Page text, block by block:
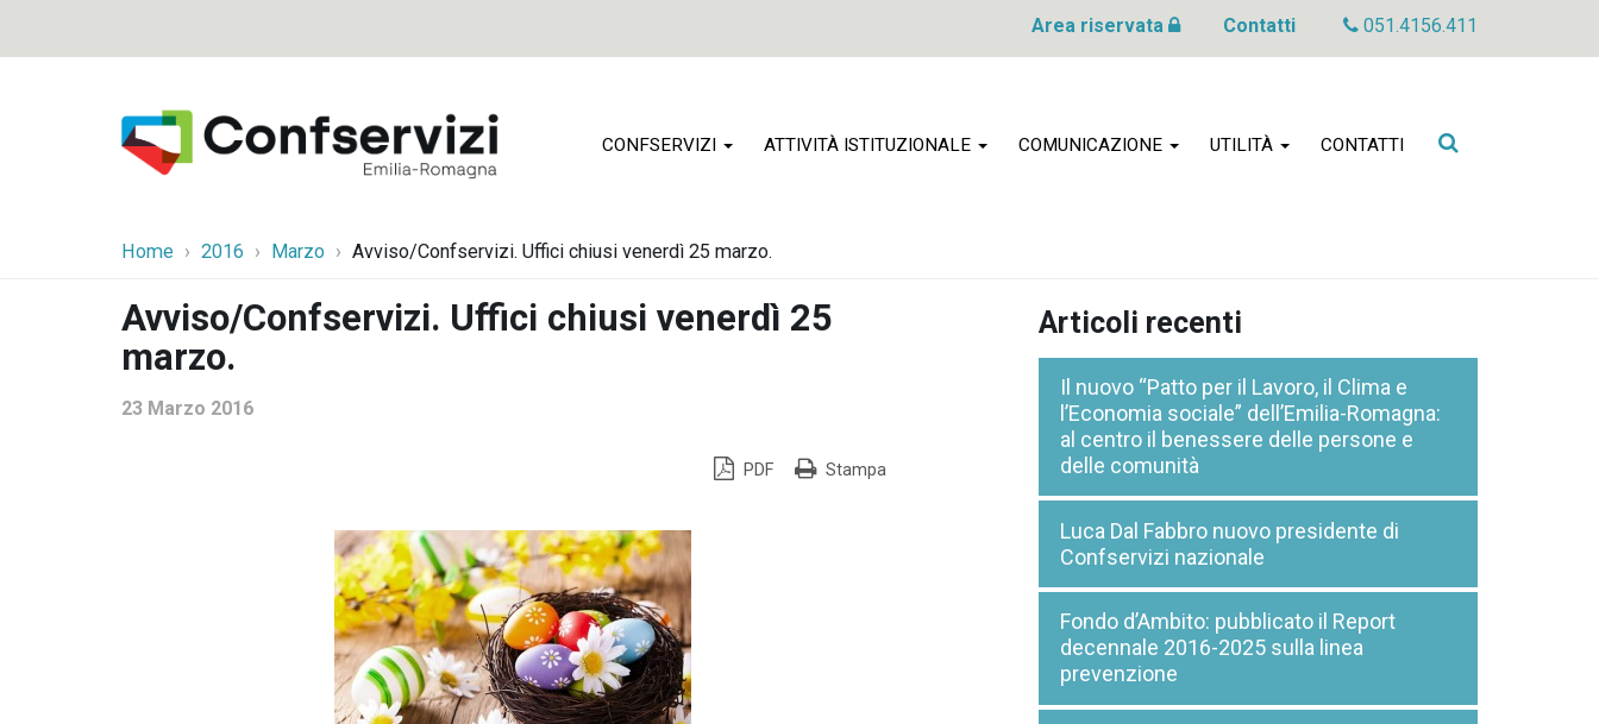
Area riservata Contatti 051.4156.411
CONFSERVIZI ATTIVITÀ ISTITUZIONALE COMUNICAZIONE UTILITÀ CONTATTI
Cerca
Home 2016 Marzo Avviso/Confservizi. Uffici chiusi venerdì 25 marzo.
Avviso/Confservizi. Uffici chiusi venerdì 25
marzo.
23 Marzo 2016
PDF Stampa
Articoli recenti
Il nuovo “Patto per il Lavoro, il Clima e
l’Economia sociale” dell’Emilia-Romagna:
al centro il benessere delle persone e
delle comunità
Luca Dal Fabbro nuovo presidente di
Confservizi nazionale
Fondo d’Ambito: pubblicato il Report
decennale 2016-2025 sulla linea
prevenzione